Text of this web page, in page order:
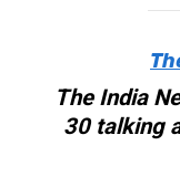
The India
30 talking